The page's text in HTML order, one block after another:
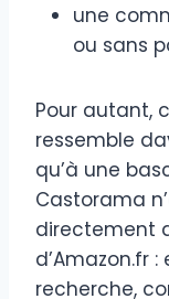
une
ou sans
Pour autant,
ressemble
qu’à une
Castorama
directement
d’Amazon.fr
recherche,